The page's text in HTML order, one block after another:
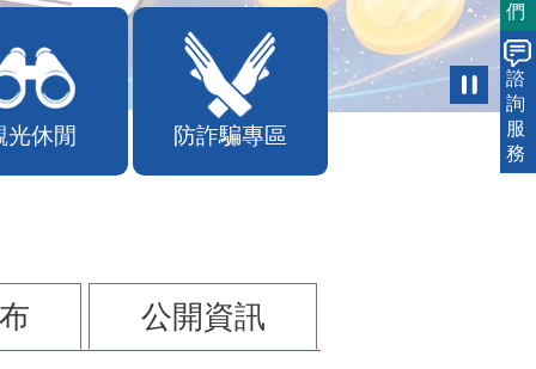
光休閒 防詐騙專區
公開資訊
們
諮
詢
服
務